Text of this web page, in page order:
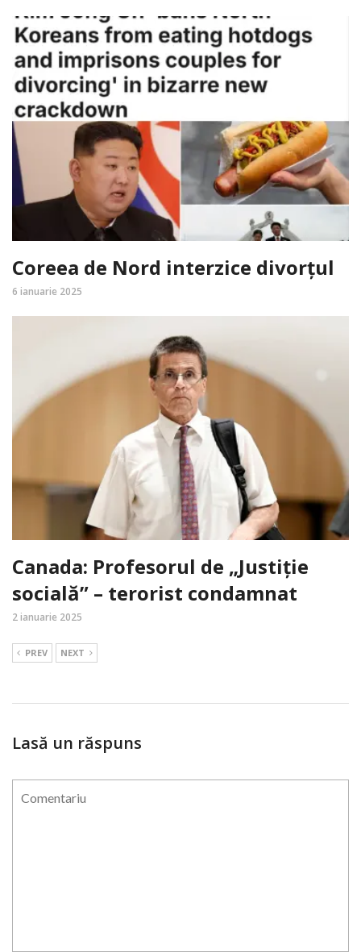
Coreea de Nord interzice divorțul
6 ianuarie 2025
Canada: Profesorul de „Justiție
socială” – terorist condamnat
2 ianuarie 2025
PREV NEXT
Lasă un răspuns